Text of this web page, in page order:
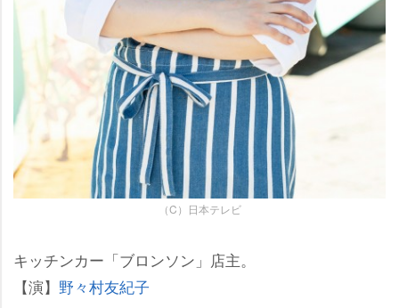
（C）日本テレビ
キッチンカー「ブロンソン」店主。
【演】 野々村友紀子